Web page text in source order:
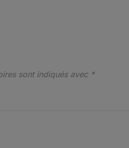
sont indiqués avec *